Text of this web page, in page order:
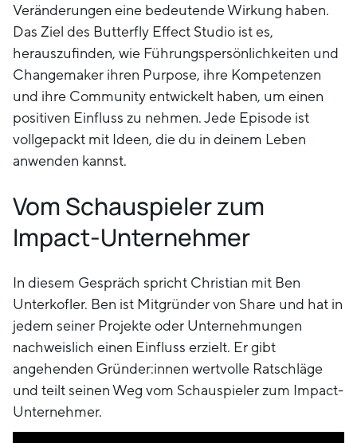
Veränderungen eine bedeutende Wirkung haben.
Das Ziel des Butterfly Effect Studio ist es,
herauszufinden, wie Führungspersönlichkeiten und
Changemaker ihren Purpose, ihre Kompetenzen
und ihre Community entwickelt haben, um einen
positiven Einfluss zu nehmen. Jede Episode ist
vollgepackt mit Ideen, die du in deinem Leben
anwenden kannst.
Vom Schauspieler zum
Impact-Unternehmer
In diesem Gespräch spricht Christian mit Ben
Unterkofler. Ben ist Mitgründer von Share und hat in
jedem seiner Projekte oder Unternehmungen
nachweislich einen Einfluss erzielt. Er gibt
angehenden Gründer:innen wertvolle Ratschläge
und teilt seinen Weg vom Schauspieler zum Impact-
Unternehmer.